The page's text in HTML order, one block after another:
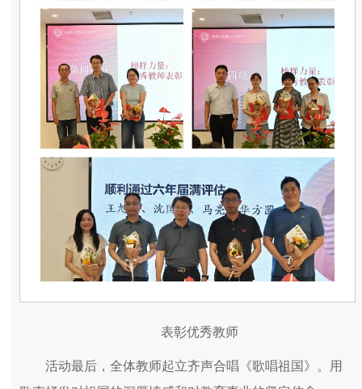
表彰优秀教师
活动最后，全体教师起立齐声合唱《歌唱祖国》。用